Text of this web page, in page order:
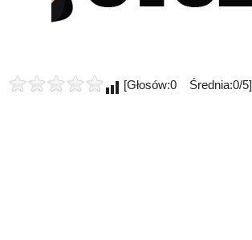
[Głosów:0 Średnia:0/5]